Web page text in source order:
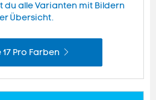
du alle Varianten mit Bildern
Übersicht.
17 Pro Farben